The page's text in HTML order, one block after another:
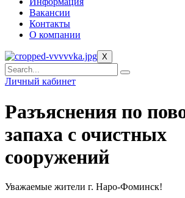
Вакансии
Контакты
О компании
X
Личный кабинет
Разъяснения по
запаха с очистных
сооружений
Уважаемые жители г. Наро-Фоминск!